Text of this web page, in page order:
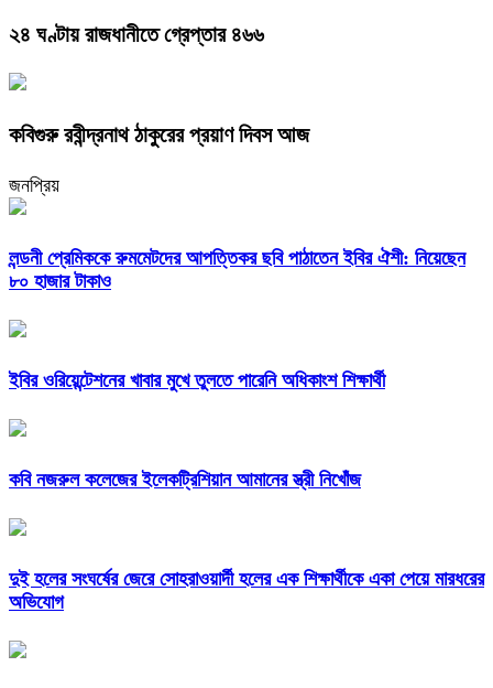
২৪ ঘণ্টায় রাজধানীতে গ্রেপ্তার ৪৬৬
কবিগুরু রবীন্দ্রনাথ ঠাকুরের প্রয়াণ দিবস আজ
জনপ্রিয়
লন্ডনী প্রেমিককে রুমমেটদের আপত্তিকর ছবি পাঠাতেন ইবির ঐশী: নিয়েছেন
৮০ হাজার টাকাও
ইবির ওরিয়েন্টেশনের খাবার মুখে তুলতে পারেনি অধিকাংশ শিক্ষার্থী
কবি নজরুল কলেজের ইলেকট্রিশিয়ান আমানের স্ত্রী নিখোঁজ
দুই হলের সংঘর্ষের জেরে সোহরাওয়ার্দী হলের এক শিক্ষার্থীকে একা পেয়ে মারধরের
অভিযোগ